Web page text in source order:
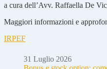
a cura dell’Avv. Raffaella De
Maggiori informazioni e
IRPEF
31 Luglio 2026